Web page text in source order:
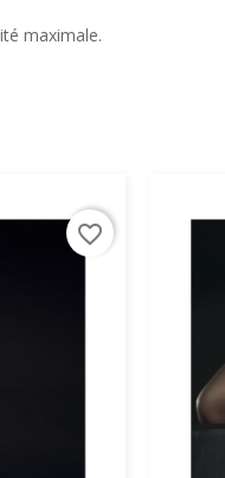
maximale.
favorite_border